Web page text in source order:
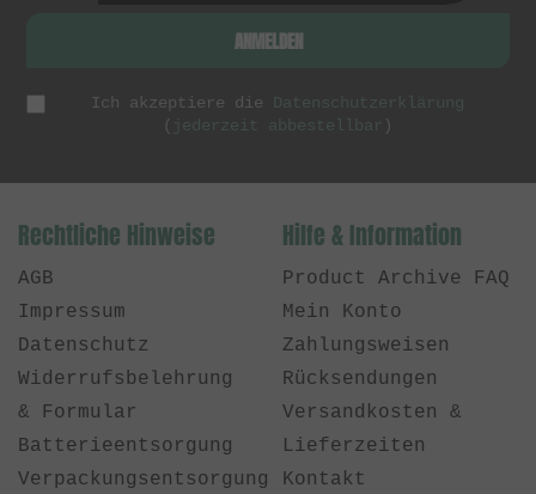
ANMELDEN
Ich akzeptiere die
Datenschutzerklärung
(
jederzeit abbestellbar )
Rechtliche Hinweise
AGB
Impressum
Datenschutz
Widerrufsbelehrung
& Formular
Batterieentsorgung
Verpackungsentsorgung
Hilfe & Information
Product Archive FAQ
Mein Konto
Zahlungsweisen
Rücksendungen
Versandkosten &
Lieferzeiten
Kontakt